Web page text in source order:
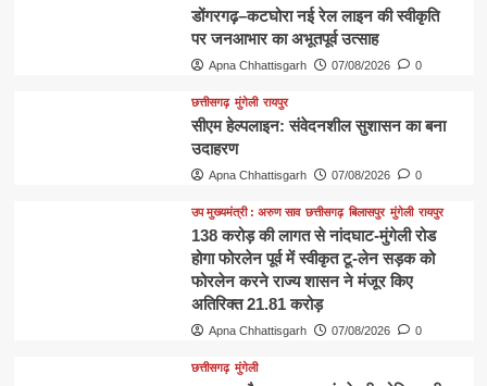
डोंगरगढ़–कटघोरा नई रेल लाइन की स्वीकृति
पर जनआभार का अभूतपूर्व उत्साह
Apna Chhattisgarh 07/08/2026 0
छत्तीसगढ़ मुंगेली रायपुर
सीएम हेल्पलाइन: संवेदनशील सुशासन का बना
उदाहरण
Apna Chhattisgarh 07/08/2026 0
उप मुख्यमंत्री : अरुण साव छत्तीसगढ़ बिलासपुर मुंगेली रायपुर
138 करोड़ की लागत से नांदघाट-मुंगेली रोड
होगा फोरलेन पूर्व में स्वीकृत टू-लेन सड़क को
फोरलेन करने राज्य शासन ने मंजूर किए
अतिरिक्त 21.81 करोड़
Apna Chhattisgarh 07/08/2026 0
छत्तीसगढ़ मुंगेली